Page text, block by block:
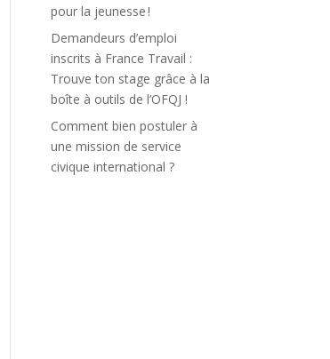
pour la jeunesse !
Demandeurs d’emploi
inscrits à France Travail :
Trouve ton stage grâce à la
boîte à outils de l’OFQJ !
Comment bien postuler à
une mission de service
civique international ?